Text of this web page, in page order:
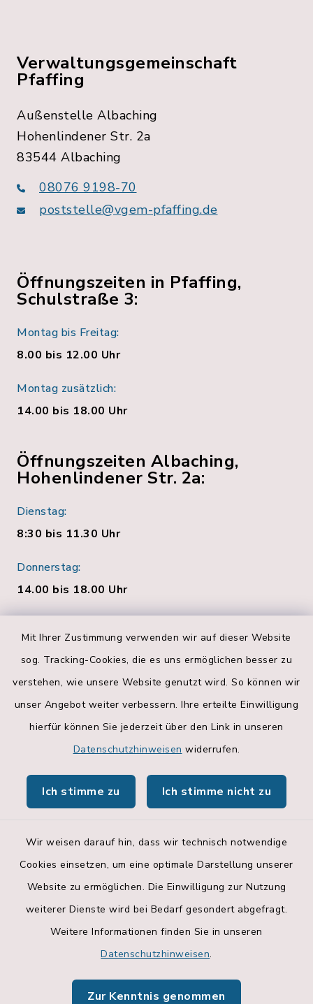
Mit Ihrer Zustimmung verwenden wir auf dieser Website
sog. Tracking-Cookies, die es uns ermöglichen besser zu
verstehen, wie unsere Website genutzt wird. So können wir
unser Angebot weiter verbessern. Ihre erteilte Einwilligung
hierfür können Sie jederzeit über den Link in unseren
Datenschutzhinweisen widerrufen.
Ich stimme zu Ich stimme nicht zu
Wir weisen darauf hin, dass wir technisch notwendige
Cookies einsetzen, um eine optimale Darstellung unserer
Website zu ermöglichen. Die Einwilligung zur Nutzung
weiterer Dienste wird bei Bedarf gesondert abgefragt.
Weitere Informationen finden Sie in unseren
Datenschutzhinweisen.
Zur Kenntnis genommen
Verwaltungsgemeinschaft
Pfaffing
Außenstelle Albaching
Hohenlindener Str. 2a
83544 Albaching
08076 9198-70
poststelle@vgem-pfaffing.de
Öffnungszeiten in Pfaffing,
Schulstraße 3:
Montag bis Freitag:
8.00 bis 12.00 Uhr
Montag zusätzlich:
14.00 bis 18.00 Uhr
Öffnungszeiten Albaching,
Hohenlindener Str. 2a:
Dienstag:
8:30 bis 11.30 Uhr
Donnerstag:
14.00 bis 18.00 Uhr
Quicklinks
Landratsamt Rosenheim
Geoportal
Apps
Barrierefreiheit